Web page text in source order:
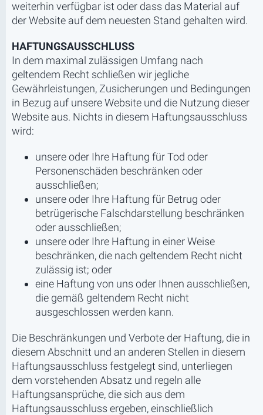
weiterhin verfügbar ist oder dass das Material auf
der Website auf dem neuesten Stand gehalten wird.
HAFTUNGSAUSSCHLUSS
In dem maximal zulässigen Umfang nach
geltendem Recht schließen wir jegliche
Gewährleistungen, Zusicherungen und Bedingungen
in Bezug auf unsere Website und die Nutzung dieser
Website aus. Nichts in diesem Haftungsausschluss
wird:
unsere oder Ihre Haftung für Tod oder
Personenschäden beschränken oder
ausschließen;
unsere oder Ihre Haftung für Betrug oder
betrügerische Falschdarstellung beschränken
oder ausschließen;
unsere oder Ihre Haftung in einer Weise
beschränken, die nach geltendem Recht nicht
zulässig ist; oder
eine Haftung von uns oder Ihnen ausschließen,
die gemäß geltendem Recht nicht
ausgeschlossen werden kann.
Die Beschränkungen und Verbote der Haftung, die in
diesem Abschnitt und an anderen Stellen in diesem
Haftungsausschluss festgelegt sind, unterliegen
dem vorstehenden Absatz und regeln alle
Haftungsansprüche, die sich aus dem
Haftungsausschluss ergeben, einschließlich